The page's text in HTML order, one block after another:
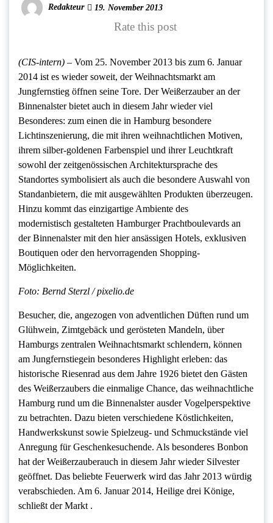
Redakteur 19. November 2013
Rate this post
(CIS-intern) – Vom 25. November 2013 bis zum 6. Januar
2014 ist es wieder soweit, der Weihnachtsmarkt am
Jungfernstieg öffnen seine Tore. Der Weißerzauber an der
Binnenalster bietet auch in diesem Jahr wieder viel
Besonderes: zum einen die in Hamburg besondere
Lichtinszenierung, die mit ihren weihnachtlichen Motiven,
ihrem silber-goldenen Farbenspiel und ihrer Leuchtkraft
sowohl der zeitgenössischen Architektursprache des
Standortes symbolisiert als auch die besondere Auswahl von
Standanbietern, die mit ausgewählten Produkten überzeugen.
Hinzu kommt das einzigartige Ambiente des
modernistisch gestalteten Hamburger Prachtboulevards an
der Binnenalster mit den hier ansässigen Hotels, exklusiven
Boutiquen oder den hervorragenden Shopping-
Möglichkeiten.
Foto: Bernd Sterzl / pixelio.de
Besucher, die, angezogen von adventlichen Düften rund um
Glühwein, Zimtgebäck und gerösteten Mandeln, über
Hamburgs zentralen Weihnachtsmarkt schlendern, können
am Jungfernstiegein besonderes Highlight erleben: das
historische Riesenrad aus dem Jahre 1926 bietet den Gästen
des Weißerzaubers die einmalige Chance, das weihnachtliche
Hamburg rund um die Binnenalster ausder Vogelperspektive
zu betrachten. Dazu bieten verschiedene Köstlichkeiten,
Handwerkskunst sowie Spielzeug- und Schmuckstände viel
Anregung für Geschenkesuchende. Als besonderes Bonbon
hat der Weißerzauberauch in diesem Jahr wieder Silvester
geöffnet. Das beliebte Feuerwerk wird das Jahr 2013 würdig
verabschieden. Am 6. Januar 2014, Heilige drei Könige,
schließt der Markt .